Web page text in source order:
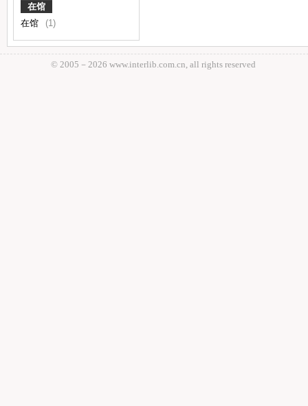
在馆
在馆
(1)
© 2005－ 2026 www.interlib.com.cn, all rights reserved